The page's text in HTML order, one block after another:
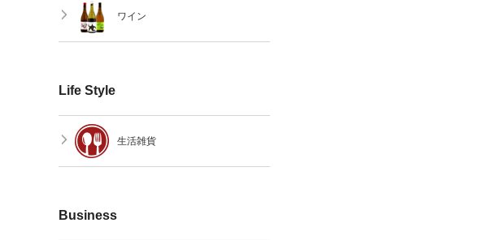
ワイン
Life Style
生活雑貨
Business